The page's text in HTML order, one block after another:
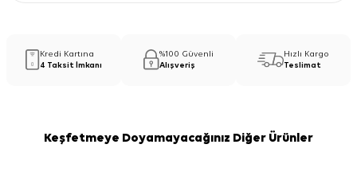
Kredi Kartına
4 Taksit İmkanı
%100 Güvenli
Alışveriş
Hızlı Kargo
Teslimat
Keşfetmeye Doyamayacağınız Diğer Ürünler